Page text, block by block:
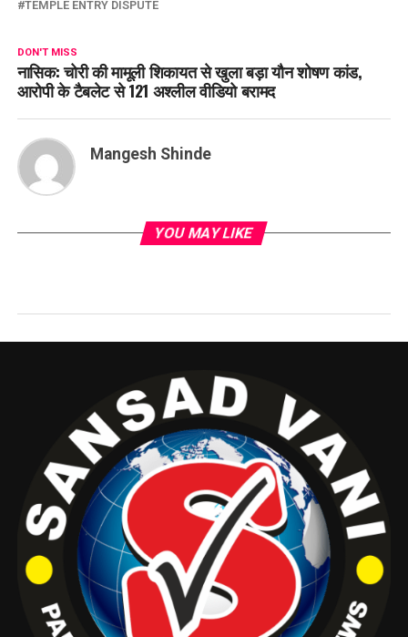
TEMPLE ENTRY DISPUTE
DON'T MISS
नासिक: चोरी की मामूली शिकायत से खुला बड़ा यौन शोषण कांड,
आरोपी के टैबलेट से 121 अश्लील वीडियो बरामद
Mangesh Shinde
YOU MAY LIKE